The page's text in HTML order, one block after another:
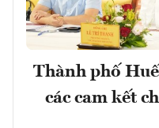
Thành phố
các cam kết